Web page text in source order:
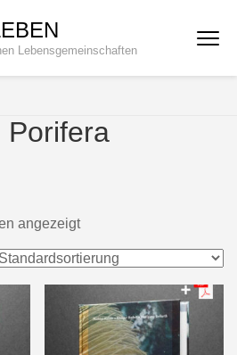
Lebensgemeinschaften
Porifera
angezeigt